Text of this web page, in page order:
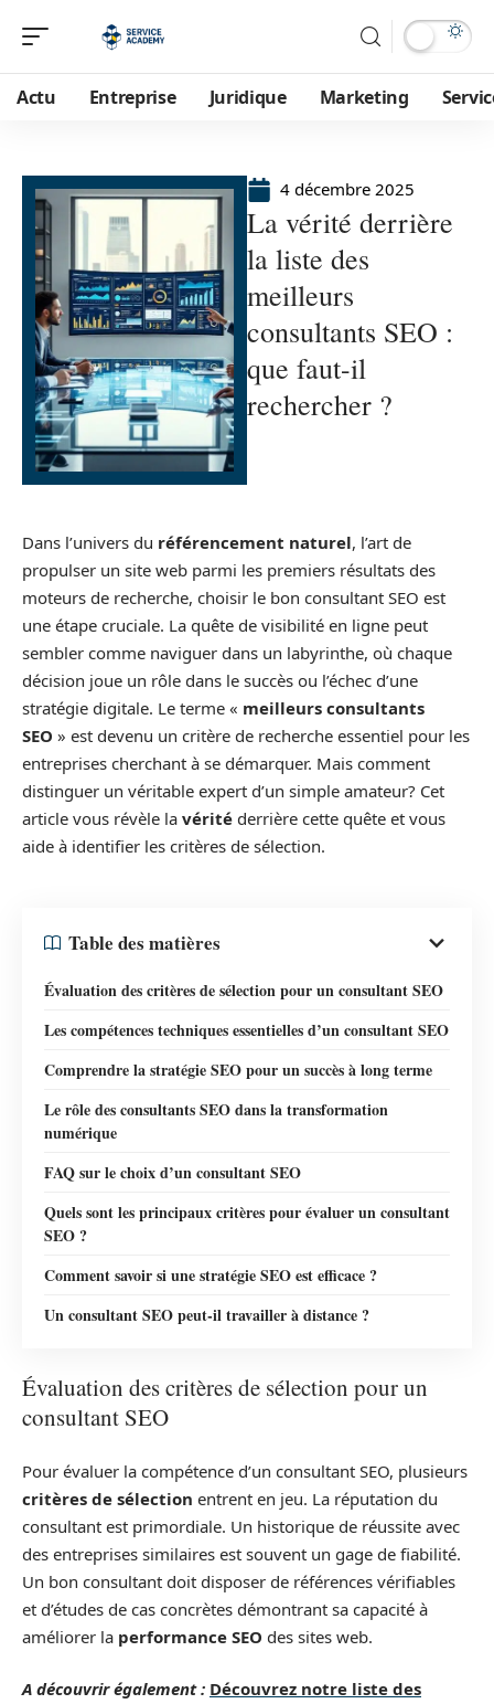
Actu Entreprise Juridique Marketing
4 décembre 2025
La vérité derrière
la liste des
meilleurs
consultants SEO :
que faut-il
rechercher ?
Dans l’univers du référencement naturel, l’art de
propulser un site web parmi les premiers résultats des
moteurs de recherche, choisir le bon consultant SEO est
une étape cruciale. La quête de visibilité en ligne peut
sembler comme naviguer dans un labyrinthe, où chaque
décision joue un rôle dans le succès ou l’échec d’une
stratégie digitale. Le terme « meilleurs consultants
SEO » est devenu un critère de recherche essentiel pour les
entreprises cherchant à se démarquer. Mais comment
distinguer un véritable expert d’un simple amateur? Cet
article vous révèle la vérité derrière cette quête et vous
aide à identifier les critères de sélection.
Table des matières
Évaluation des critères de sélection pour un consultant SEO
Les compétences techniques essentielles d’un consultant SEO
Comprendre la stratégie SEO pour un succès à long terme
Le rôle des consultants SEO dans la transformation
numérique
FAQ sur le choix d’un consultant SEO
Quels sont les principaux critères pour évaluer un consultant
SEO ?
Comment savoir si une stratégie SEO est efficace ?
Un consultant SEO peut-il travailler à distance ?
Évaluation des critères de sélection pour un
consultant SEO
Pour évaluer la compétence d’un consultant SEO, plusieurs
critères de sélection entrent en jeu. La réputation du
consultant est primordiale. Un historique de réussite avec
des entreprises similaires est souvent un gage de fiabilité.
Un bon consultant doit disposer de références vérifiables
et d’études de cas concrètes démontrant sa capacité à
améliorer la performance SEO des sites web.
A découvrir également : Découvrez notre liste des